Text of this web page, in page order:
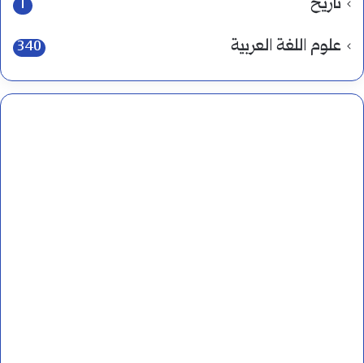
1
علوم اللغة العربية 340